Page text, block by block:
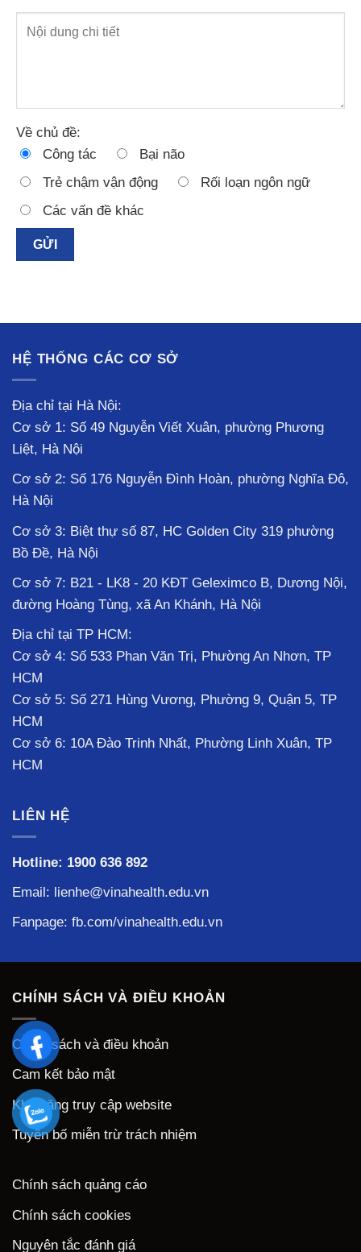
Về chủ đề:
Công tác
Bại não
Trẻ chậm vận động
Rối loạn ngôn ngữ
Các vấn đề khác
HỆ THỐNG CÁC CƠ SỞ
Địa chỉ tại Hà Nội:
Cơ sở 1: Số 49 Nguyễn Viết Xuân, phường Phương
Liệt, Hà Nội
Cơ sở 2: Số 176 Nguyễn Đình Hoàn, phường Nghĩa Đô,
Hà Nội
Cơ sở 3: Biệt thự số 87, HC Golden City 319 phường
Bồ Đề, Hà Nội
Cơ sở 7: B21 - LK8 - 20 KĐT Geleximco B, Dương Nội,
đường Hoàng Tùng, xã An Khánh, Hà Nội
Địa chỉ tại TP HCM:
Cơ sở 4: Số 533 Phan Văn Trị, Phường An Nhơn, TP
HCM
Cơ sở 5: Số 271 Hùng Vương, Phường 9, Quận 5, TP
HCM
Cơ sở 6: 10A Đào Trinh Nhất, Phường Linh Xuân, TP
HCM
LIÊN HỆ
Hotline: 1900 636 892
Email: lienhe@vinahealth.edu.vn
Fanpage: fb.com/vinahealth.edu.vn
CHÍNH SÁCH VÀ ĐIỀU KHOẢN
Chính sách và điều khoản
Cam kết bảo mật
Khả năng truy cập website
Tuyên bố miễn trừ trách nhiệm
Chính sách quảng cáo
Chính sách cookies
Nguyên tắc đánh giá